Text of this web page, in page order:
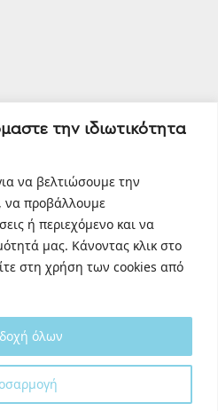
την ιδιωτικότητα
να βελτιώσουμε την
να προβάλλουμε
ή περιεχόμενο και να
μας. Κάνοντας κλικ στο
στη χρήση των cookies από
όλων
with
by